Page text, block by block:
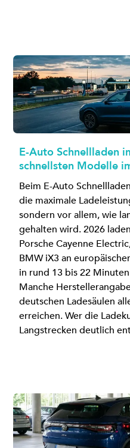
E-Auto Schnellladen
schnellsten Modelle
Beim E-Auto
die maximale
sondern vor allem, wie
gehalten wird. 2026
Porsche Cayenne
BMW iX3 an
in rund 13 bis 22
Manche
deutschen Ladesäulen
erreichen. Wer die
Langstrecken deutlich